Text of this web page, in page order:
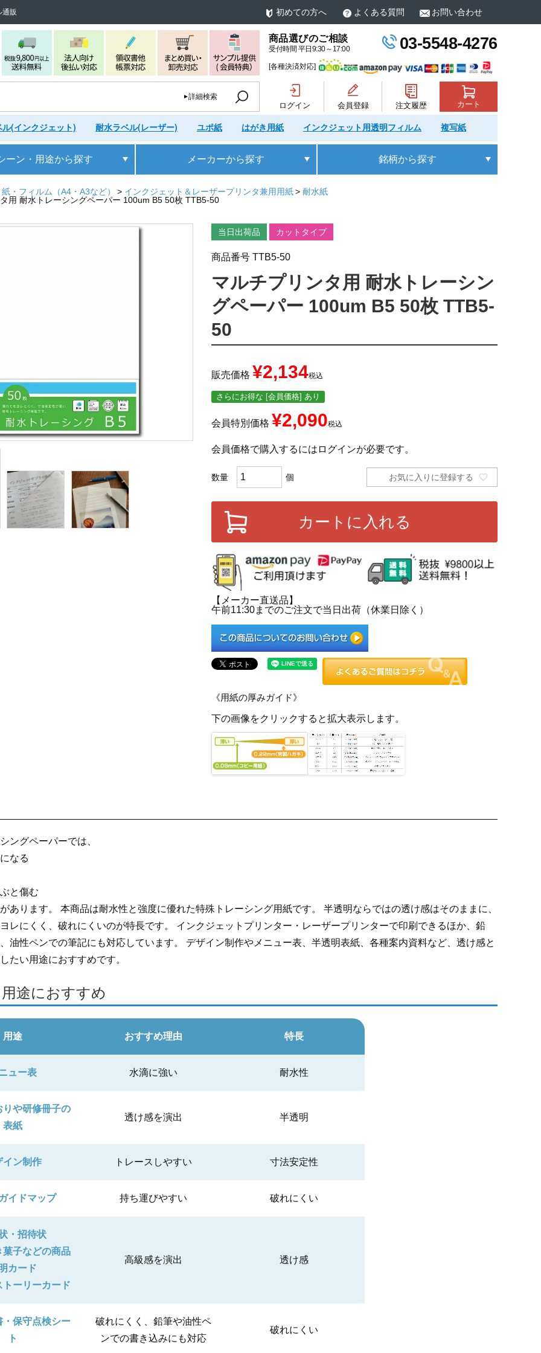
通販 初めての方へ よくある質問 お問い合わせ
商品選びのご相談
受付時間 平日9:30～17:00 03-5548-4276
[各種決済対応]
詳細検索
ログイン 会員登録 注文履歴 カート
(インクジェット) 耐水ラベル(レーザー) ユポ紙 はがき用紙 インクジェット用透明フィルム 複写紙
ーン・用途から探す メーカーから探す 銘柄から探す
・フィルム（A4・A3など） インクジェット＆レーザープリンタ兼用用紙
耐水紙
用 耐水トレーシングペーパー 100um B5 50枚 TTB5-50
当日出荷品 カットタイプ
商品番号 TTB5-50
マルチプリンタ用 耐水トレーシン
グペーパー 100um B5 50枚 TTB5-
50
販売価格 ¥2,134税込
さらにお得な [会員価格] あり
会員特別価格 ¥2,090税込
会員価格で購入するにはログインが必要です。
お気に入りに登録する
カートに入れる
【メーカー直送品】
午前11:30までのご注文で当日出荷（休業日除く）
《用紙の厚みガイド》
下の画像をクリックすると拡大表示します。
ングペーパーでは、
なる
と傷む
あります。 本商品は耐水性と強度に優れた特殊トレーシング用紙です。 半透明ならではの透け感はそのままに、
レにくく、破れにくいのが特長です。 インクジェットプリンター・レーザープリンターで印刷できるほか、鉛
油性ペンでの筆記にも対応しています。 デザイン制作やメニュー表、半透明表紙、各種案内資料など、透け感と
たい用途におすすめです。
途におすすめ
用途 おすすめ理由 特長
ュー表 水滴に強い 耐水性
りや研修冊子の
表紙
透け感を演出 半透明
イン制作 トレースしやすい 寸法安定性
イドマップ 持ち運びやすい 破れにくい
・招待状
菓子などの商品
カード
ーリーカード
高級感を演出 透け感
・保守点検シー
ト
破れにくく、鉛筆や油性ペ
ンでの書き込みにも対応
破れにくい